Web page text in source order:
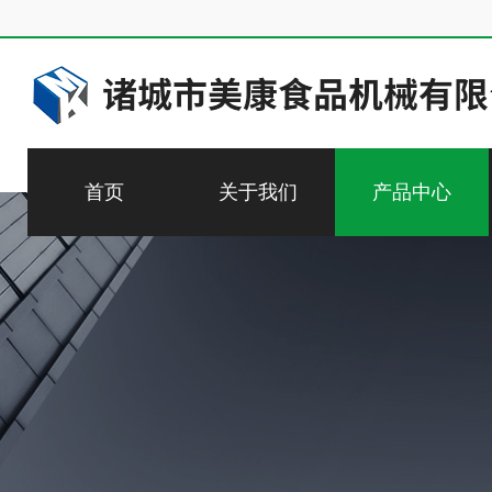
首页 关于我们 产品中心